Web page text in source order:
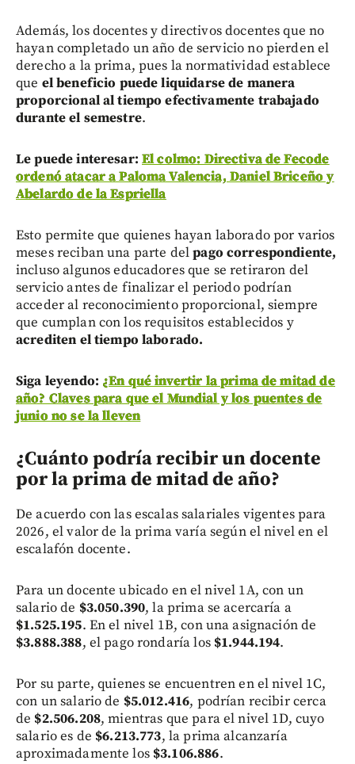
Además, los docentes y directivos docentes que no
hayan completado un año de servicio no pierden el
derecho a la prima, pues la normatividad establece
que el beneficio puede liquidarse de manera
proporcional al tiempo efectivamente trabajado
durante el semestre.
Le puede interesar: El colmo: Directiva de Fecode
ordenó atacar a Paloma Valencia, Daniel Briceño y
Abelardo de la Espriella
Esto permite que quienes hayan laborado por varios
meses reciban una parte delpago correspondiente,
incluso algunos educadores que se retiraron del
servicio antes de finalizar el periodo podrían
acceder al reconocimiento proporcional, siempre
que cumplan con los requisitos establecidos y
acrediten el tiempo laborado.
Siga leyendo: ¿En qué invertir la prima de mitad de
año? Claves para que el Mundial y los puentes de
junio no se la lleven
¿Cuánto podría recibir un docente
por la prima de mitad de año?
De acuerdo con las escalas salariales vigentes para
2026, el valor de la prima varía según el nivel en el
escalafón docente.
Para un docente ubicado en el nivel 1A, con un
salario de $3.050.390, la prima se acercaría a
$1.525.195. En el nivel 1B, con una asignación de
$3.888.388, el pago rondaría los $1.944.194.
Por su parte, quienes se encuentren en el nivel 1C,
con un salario de $5.012.416, podrían recibir cerca
de $2.506.208, mientras que para el nivel 1D, cuyo
salario es de $6.213.773, la prima alcanzaría
aproximadamente los $3.106.886.